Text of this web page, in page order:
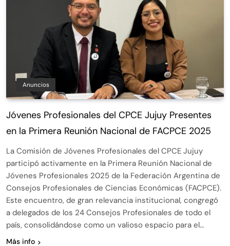
Anuncios
Jóvenes Profesionales del CPCE Jujuy Presentes
en la Primera Reunión Nacional de FACPCE 2025
La Comisión de Jóvenes Profesionales del CPCE Jujuy
participó activamente en la Primera Reunión Nacional de
Jóvenes Profesionales 2025 de la Federación Argentina de
Consejos Profesionales de Ciencias Económicas (FACPCE).
Este encuentro, de gran relevancia institucional, congregó
a delegados de los 24 Consejos Profesionales de todo el
país, consolidándose como un valioso espacio para el…
Más info